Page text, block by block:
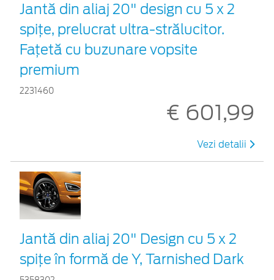
Jantă din aliaj 20" design cu 5 x 2
spițe, prelucrat ultra-strălucitor.
Fațetă cu buzunare vopsite
premium
2231460
€ 601,99
Vezi detalii
Jantă din aliaj 20" Design cu 5 x 2
spiţe în formă de Y, Tarnished Dark